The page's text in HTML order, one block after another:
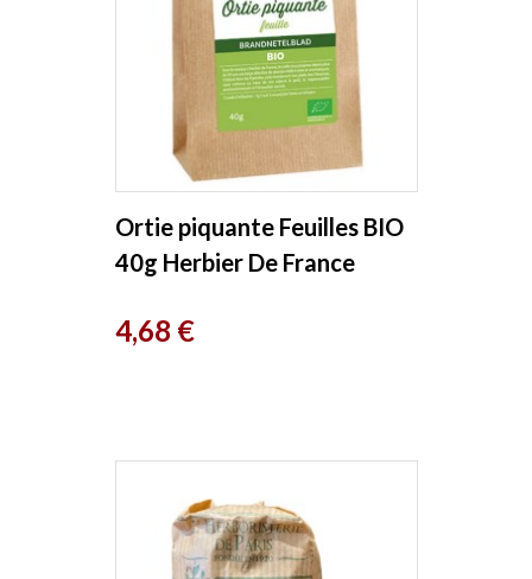
Ortie piquante Feuilles BIO
40g Herbier De France
Prix
4,68 €